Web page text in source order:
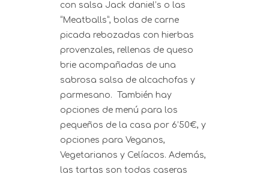
con salsa Jack daniel’s o las
“Meatballs”, bolas de carne
picada rebozadas con hierbas
provenzales, rellenas de queso
brie acompañadas de una
sabrosa salsa de alcachofas y
parmesano. También hay
opciones de menú para los
pequeños de la casa por 6’50€, y
opciones para Veganos,
Vegetarianos y Celíacos. Además,
las tartas son todas caseras